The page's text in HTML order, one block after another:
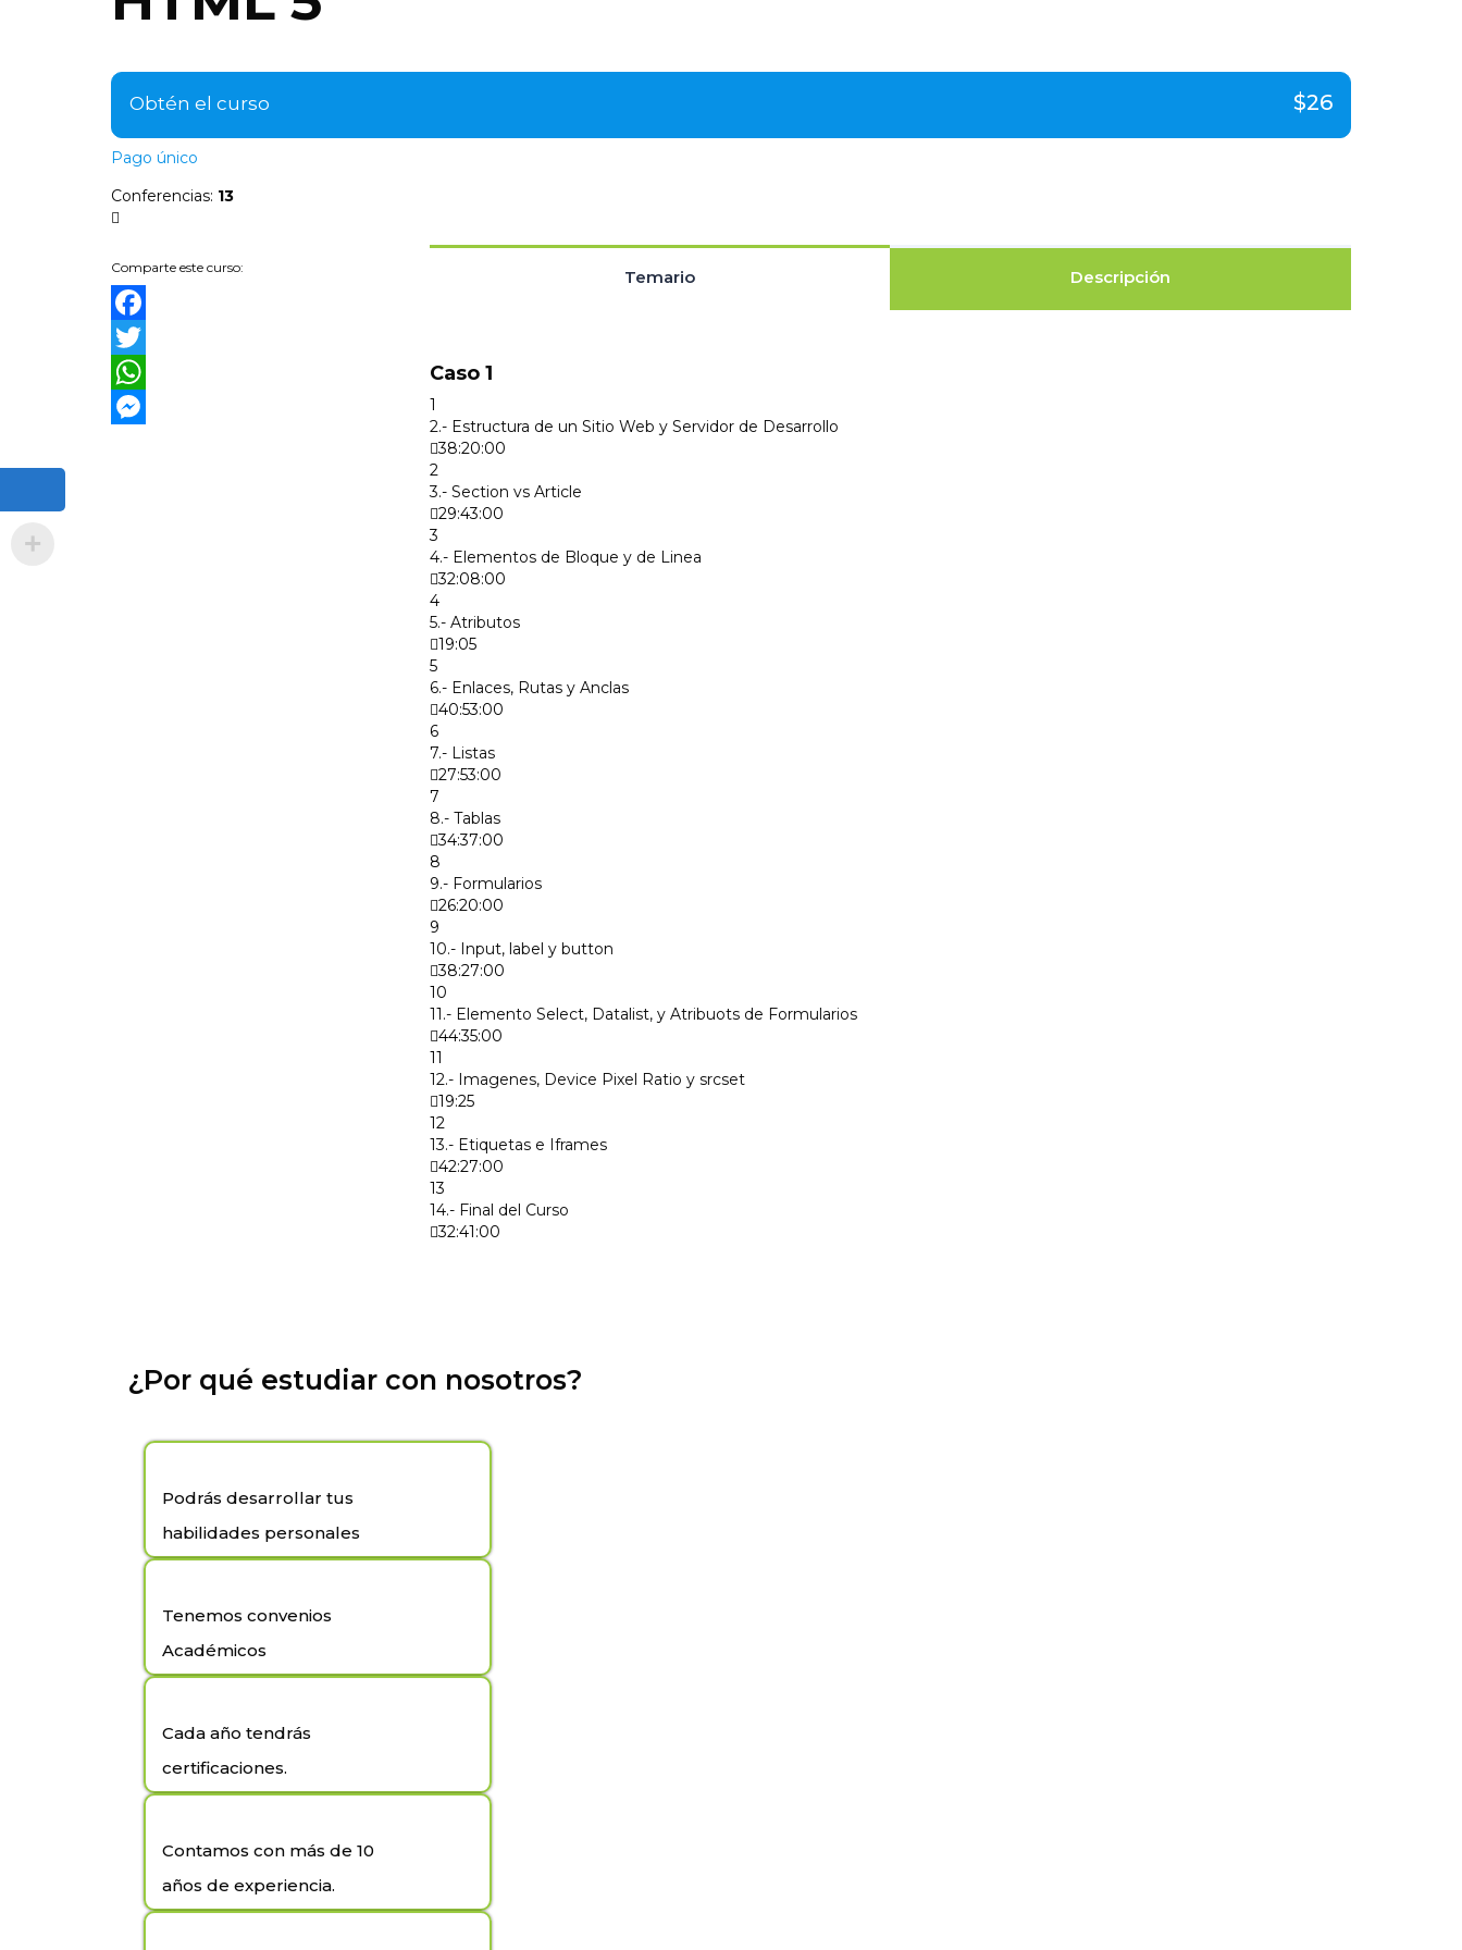
Obtén el curso $26
Pago único
Conferencias: 13
Comparte este curso:
Facebook
Twitter
WhatsApp
Temario Descripción
Caso 1
1
2.- Estructura de un Sitio Web y Servidor de Desarrollo
38:20:00
2
3.- Section vs Article
29:43:00
3
4.- Elementos de Bloque y de Linea
32:08:00
4
5.- Atributos
19:05
5
6.- Enlaces, Rutas y Anclas
40:53:00
6
7.- Listas
27:53:00
7
8.- Tablas
34:37:00
8
9.- Formularios
26:20:00
9
10.- Input, label y button
38:27:00
10
11.- Elemento Select, Datalist, y Atribuots de Formularios
44:35:00
11
12.- Imagenes, Device Pixel Ratio y srcset
19:25
12
13.- Etiquetas e Iframes
42:27:00
13
14.- Final del Curso
32:41:00
¿Por qué estudiar con nosotros?
Podrás desarrollar tus
habilidades personales
Tenemos convenios
Académicos
Cada año tendrás
certificaciones.
Contamos con más de 10
años de experiencia.